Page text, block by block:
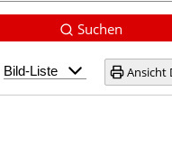
Suchen
Ansicht